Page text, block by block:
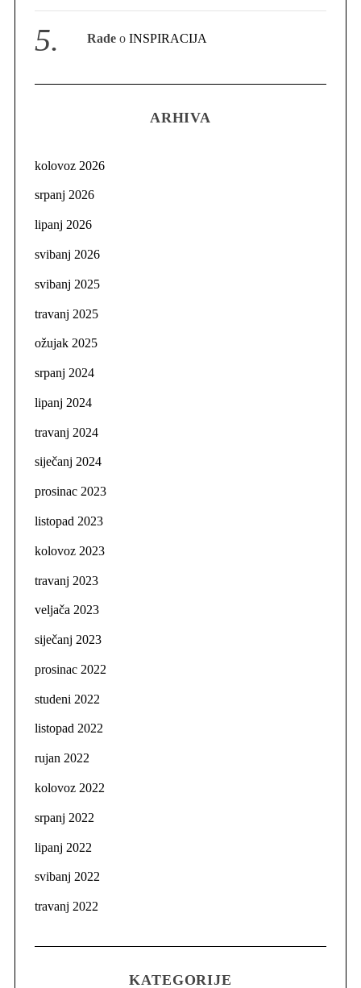
Rade oINSPIRACIJA
ARHIVA
kolovoz 2026
srpanj 2026
lipanj 2026
svibanj 2026
svibanj 2025
travanj 2025
ožujak 2025
srpanj 2024
lipanj 2024
travanj 2024
siječanj 2024
prosinac 2023
listopad 2023
kolovoz 2023
travanj 2023
veljača 2023
siječanj 2023
prosinac 2022
studeni 2022
listopad 2022
rujan 2022
kolovoz 2022
srpanj 2022
lipanj 2022
svibanj 2022
travanj 2022
KATEGORIJE